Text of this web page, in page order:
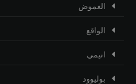
الغموض
الواقع
انيمي
بوليوود